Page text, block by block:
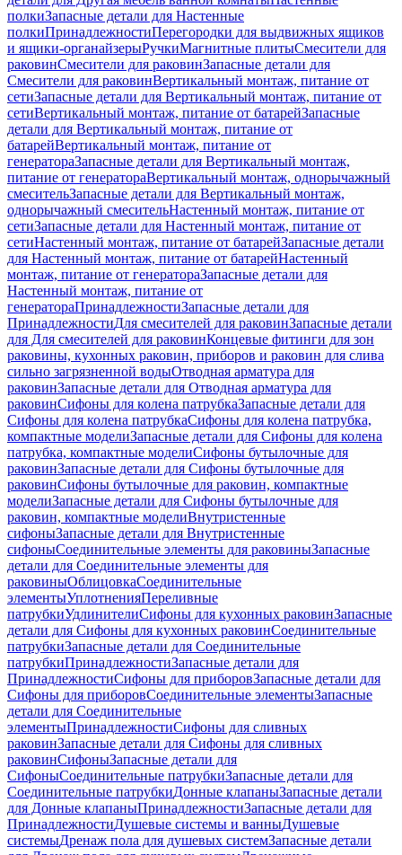
полкиЗапасные детали для Настенные
полкиПринадлежностиПерегородки для выдвижных ящиков
и ящики-органайзерыРучкиМагнитные плитыСмесители для
раковинСмесители для раковинЗапасные детали для
Смесители для раковинВертикальный монтаж, питание от
сетиЗапасные детали для Вертикальный монтаж, питание от
сетиВертикальный монтаж, питание от батарейЗапасные
детали для Вертикальный монтаж, питание от
батарейВертикальный монтаж, питание от
генератораЗапасные детали для Вертикальный монтаж,
питание от генератораВертикальный монтаж, однорычажный
смесительЗапасные детали для Вертикальный монтаж,
однорычажный смесительНастенный монтаж, питание от
сетиЗапасные детали для Настенный монтаж, питание от
сетиНастенный монтаж, питание от батарейЗапасные детали
для Настенный монтаж, питание от батарейНастенный
монтаж, питание от генератораЗапасные детали для
Настенный монтаж, питание от
генератораПринадлежностиЗапасные детали для
ПринадлежностиДля смесителей для раковинЗапасные детали
для Для смесителей для раковинКонцевые фитинги для зон
раковины, кухонных раковин, приборов и раковин для слива
сильно загрязненной водыОтводная арматура для
раковинЗапасные детали для Отводная арматура для
раковинСифоны для колена патрубкаЗапасные детали для
Сифоны для колена патрубкаСифоны для колена патрубка,
компактные моделиЗапасные детали для Сифоны для колена
патрубка, компактные моделиСифоны бутылочные для
раковинЗапасные детали для Сифоны бутылочные для
раковинСифоны бутылочные для раковин, компактные
моделиЗапасные детали для Сифоны бутылочные для
раковин, компактные моделиВнутристенные
сифоныЗапасные детали для Внутристенные
сифоныСоединительные элементы для раковиныЗапасные
детали для Соединительные элементы для
раковиныОблицовкаСоединительные
элементыУплотненияПереливные
патрубкиУдлинителиСифоны для кухонных раковинЗапасные
детали для Сифоны для кухонных раковинСоединительные
патрубкиЗапасные детали для Соединительные
патрубкиПринадлежностиЗапасные детали для
ПринадлежностиСифоны для приборовЗапасные детали для
Сифоны для приборовСоединительные элементыЗапасные
детали для Соединительные
элементыПринадлежностиСифоны для сливных
раковинЗапасные детали для Сифоны для сливных
раковинСифоныЗапасные детали для
СифоныСоединительные патрубкиЗапасные детали для
Соединительные патрубкиДонные клапаныЗапасные детали
для Донные клапаныПринадлежностиЗапасные детали для
ПринадлежностиДушевые системы и ванныДушевые
системыДренаж пола для душевых системЗапасные детали